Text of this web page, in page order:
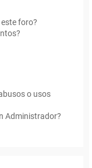
foro?
o usos
Administrador?